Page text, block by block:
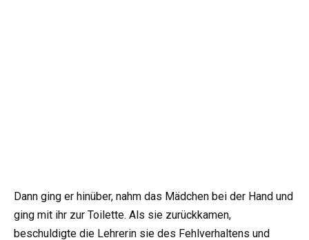
Dann ging er hinüber, nahm das Mädchen bei der Hand und
ging mit ihr zur Toilette. Als sie zurückkamen,
beschuldigte die Lehrerin sie des Fehlverhaltens und